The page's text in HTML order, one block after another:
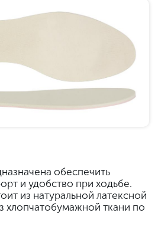
обеспечить
и удобство при ходьбе.
из натуральной латексной
хлопчатобумажной ткани по